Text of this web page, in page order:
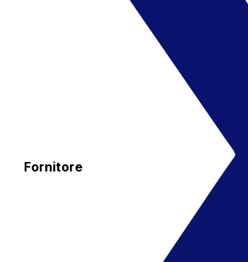
Fornitore